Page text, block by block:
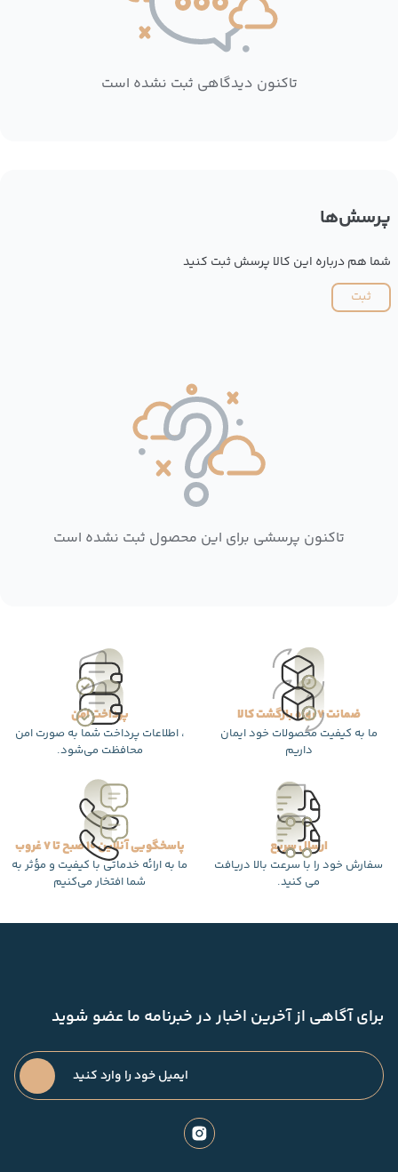
تاکنون دیدگاهی ثبت نشده است
پرسش‌ها
شما هم درباره این کالا پرسش ثبت کنید
ثبت
تاکنون پرسشی برای این محصول ثبت نشده است
ضمانت 7 روزه بازگشت کالا
ما به کیفیت محصولات خود ایمان
داریم
پرداخت امن
، اطلاعات پرداخت شما به صورت امن
محافظت می‌شود.
ارسال سریع
سفارش خود را با سرعت بالا دریافت
می کنید.
پاسخگویی آنلاین 10 صبح تا 7 غروب
ما به ارائه خدماتی با کیفیت و مؤثر به
شما افتخار می‌کنیم
برای آگاهی از آخرین اخبار در خبرنامه ما عضو شوید